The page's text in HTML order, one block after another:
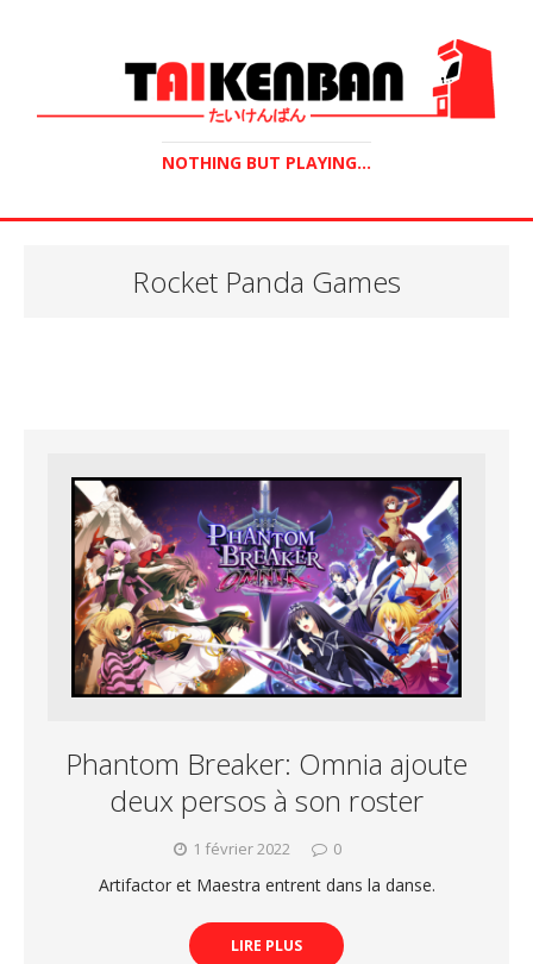
NOTHING BUT PLAYING...
Rocket Panda Games
Phantom Breaker: Omnia ajoute
deux persos à son roster
1 février 2022 0
Artifactor et Maestra entrent dans la danse.
LIRE PLUS